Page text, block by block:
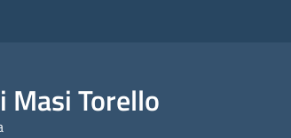
Masi Torello